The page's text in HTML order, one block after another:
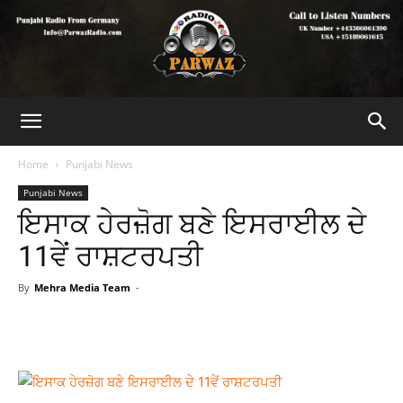
Home Punjabi News
Punjabi News
ਇਸਾਕ ਹੇਰਜ਼ੋਗ ਬਣੇ ਇਸਰਾਈਲ ਦੇ
11ਵੇਂ ਰਾਸ਼ਟਰਪਤੀ
By Mehra Media Team -